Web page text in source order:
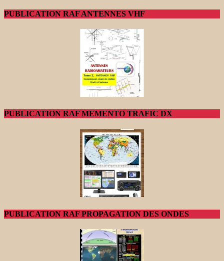
PUBLICATION RAF ANTENNES VHF
PUBLICATION RAF MEMENTO TRAFIC DX
PUBLICATION RAF PROPAGATION DES ONDES